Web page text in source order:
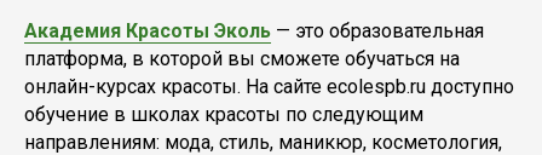
Академия Красоты Эколь — это образовательная
платформа, в которой вы сможете обучаться на
онлайн-курсах красоты. На сайте ecolespb.ru доступно
обучение в школах красоты по следующим
направлениям: мода, стиль, маникюр, косметология,